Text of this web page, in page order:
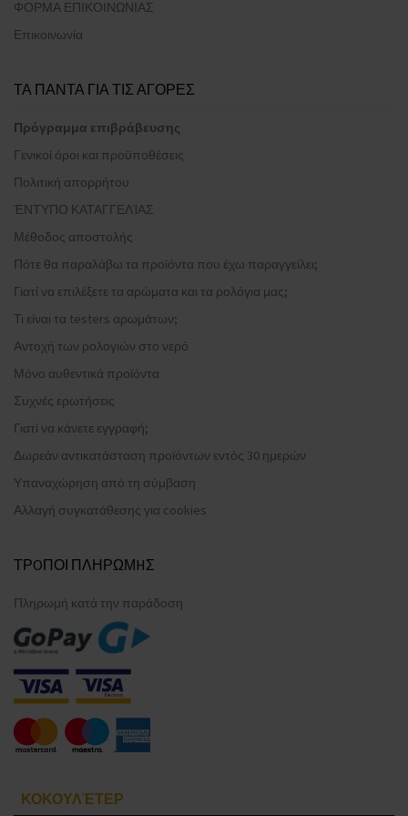
ΦΟΡΜΑ ΕΠΙΚΟΙΝΩΝΙΑΣ
Επικοινωνία
ΤΑ ΠΑΝΤΑ ΓΙΑ ΤΙΣ ΑΓΟΡΕΣ
Πρόγραμμα επιβράβευσης
Γενικοί όροι και προϋποθέσεις
Πολιτική απορρήτου
ΈΝΤΥΠΟ ΚΑΤΑΓΓΕΛΊΑΣ
Μέθοδος αποστολής
Πότε θα παραλάβω τα προϊόντα που έχω παραγγείλει;
Γιατί να επιλέξετε τα αρώματα και τα ρολόγια μας;
Τι είναι τα testers αρωμάτων;
Αντοχή των ρολογιών στο νερό
Μόνο αυθεντικά προϊόντα
Συχνές ερωτήσεις
Γιατί να κάνετε εγγραφή;
Δωρεάν αντικατάσταση προϊόντων εντός 30 ημερών
Υπαναχώρηση από τη σύμβαση
Αλλαγή συγκατάθεσης για cookies
ΤΡOΠΟΙ ΠΛΗΡΩΜHΣ
Πληρωμή κατά την παράδοση
ΚΟΚΟΥΛΈΤΕΡ